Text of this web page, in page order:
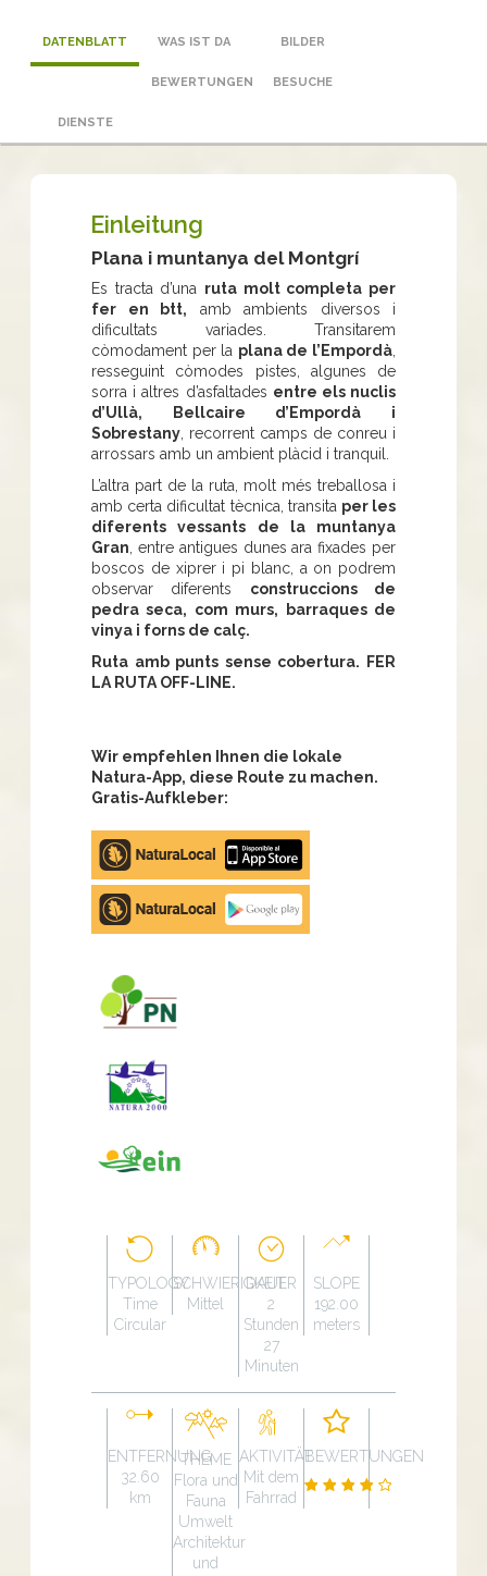
DATENBLATT WAS IST DA BILDER
BEWERTUNGEN BESUCHE
DIENSTE
Einleitung
Plana i muntanya del Montgrí
Es tracta d’una ruta molt completa per
fer en btt, amb ambients diversos i
dificultats variades. Transitarem
còmodament per la plana de l’Empordà,
resseguint còmodes pistes, algunes de
sorra i altres d’asfaltades entre els nuclis
d’Ullà, Bellcaire d’Empordà i
Sobrestany, recorrent camps de conreu i
arrossars amb un ambient plàcid i tranquil.
L’altra part de la ruta, molt més treballosa i
amb certa dificultat tècnica, transita per les
diferents vessants de la muntanya
Gran, entre antigues dunes ara fixades per
boscos de xiprer i pi blanc, a on podrem
observar diferents construccions de
pedra seca, com murs, barraques de
vinya i forns de calç.
Ruta amb punts sense cobertura. FER
LA RUTA OFF-LINE.
Wir empfehlen Ihnen die lokale
Natura-App, diese Route zu machen.
Gratis-Aufkleber:
Apple
store
Google
Play
TYPOLOGY
Time
Circular
SCHWIERIGKEIT
Mittel
DAUER
2
Stunden
27
Minuten
SLOPE
192.00
meters
ENTFERNUNG
32.60
km
THEME
Flora und
Fauna
Umwelt
Architektur
und
AKTIVITÄT
Mit dem
Fahrrad
BEWERTUNGEN